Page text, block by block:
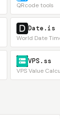
QRcode tools
Date.is
World Date
VPS.ss
VPS Value